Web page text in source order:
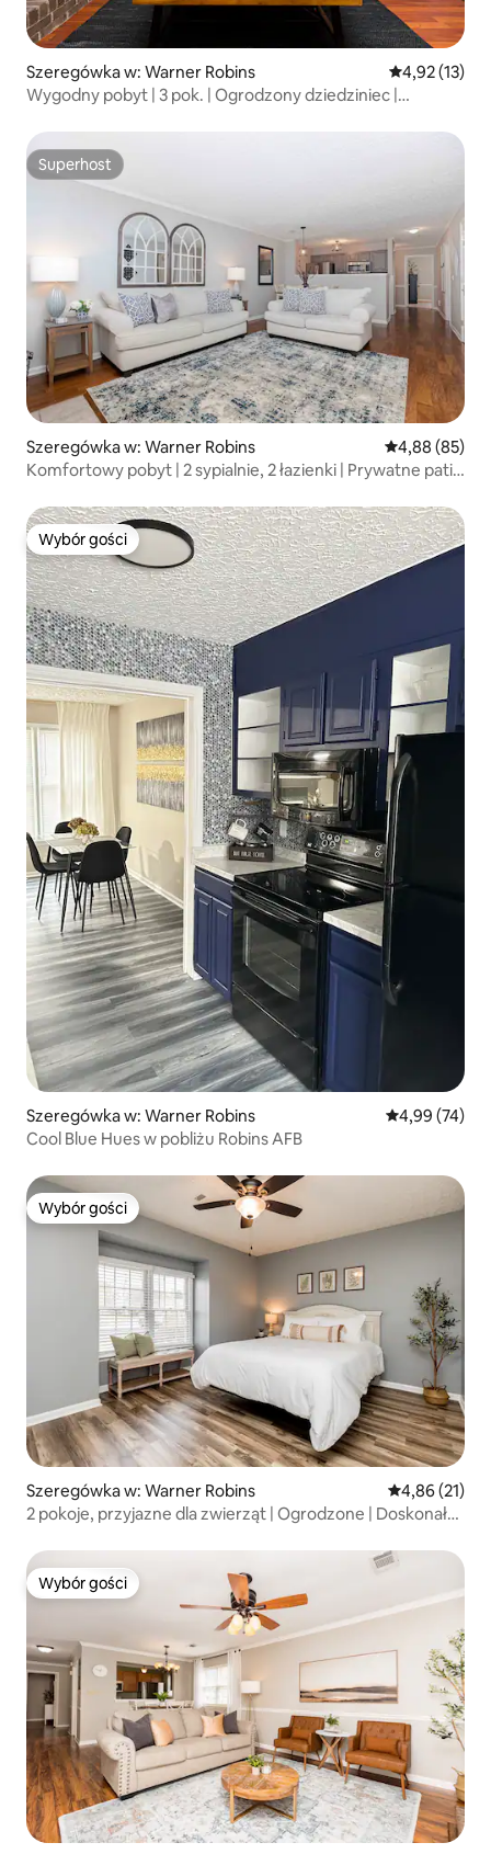
Szeregówka w: Warner Robins Średnia
4,92 (13)
Wygodny pobyt | 3 pok. | Ogrodzony dziedziniec |
Superhost
Superhost
Szeregówka w: Warner Robins Średnia
4,88 (85)
Komfortowy pobyt | 2 sypialnie, 2 łazienki | Prywatne patio
Wybór gości
Wybór gości
Szeregówka w: Warner Robins Średnia
4,99 (74)
Cool Blue Hues w pobliżu Robins AFB
Wybór gości
Wybór gości
Szeregówka w: Warner Robins Średnia
4,86 (21)
2 pokoje, przyjazne dla zwierząt | Ogrodzone | Doskonała
Wybór gości
Wybór gości